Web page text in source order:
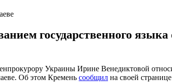
государственного
Украины Ирине Венедиктовой
Об этом Кремень сообщил на своей